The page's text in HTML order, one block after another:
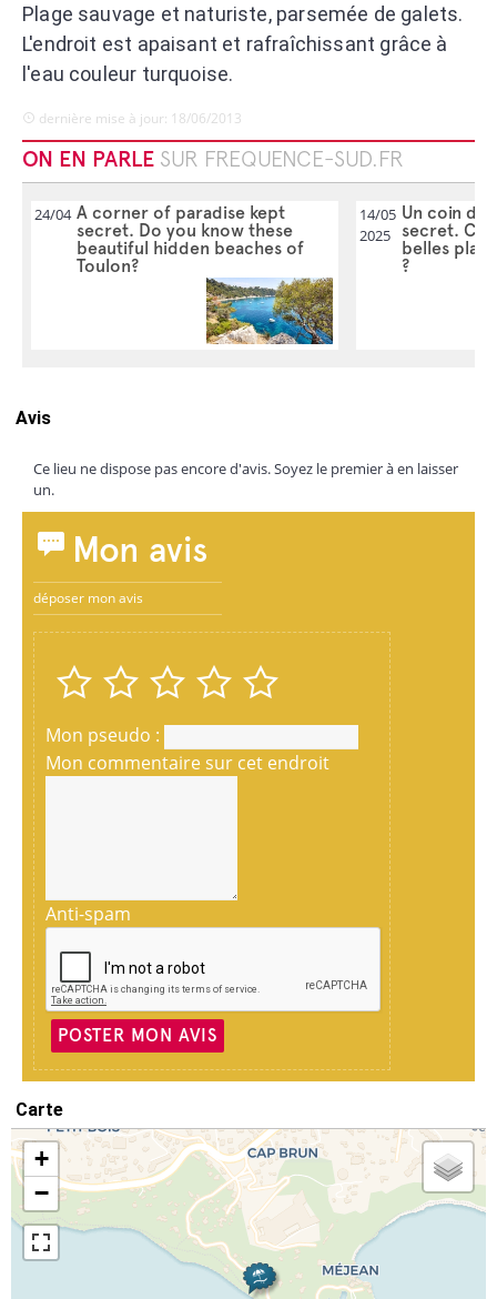
Plage sauvage et naturiste, parsemée de galets.
L'endroit est apaisant et rafraîchissant grâce à
l'eau couleur turquoise.
dernière mise à jour: 18/06/2013
ON EN PARLE SUR FREQUENCE-SUD.FR
24/04 A corner of paradise kept
secret. Do you know these
beautiful hidden beaches of
Toulon?
14/05
2025
Un coin de
secret.
belles
?
Avis
Ce lieu ne dispose pas encore d'avis. Soyez le premier à en laisser
un.
Mon avis
déposer mon avis
Mon pseudo :
Mon commentaire sur cet endroit
Anti-spam
POSTER MON AVIS
Carte
+
−